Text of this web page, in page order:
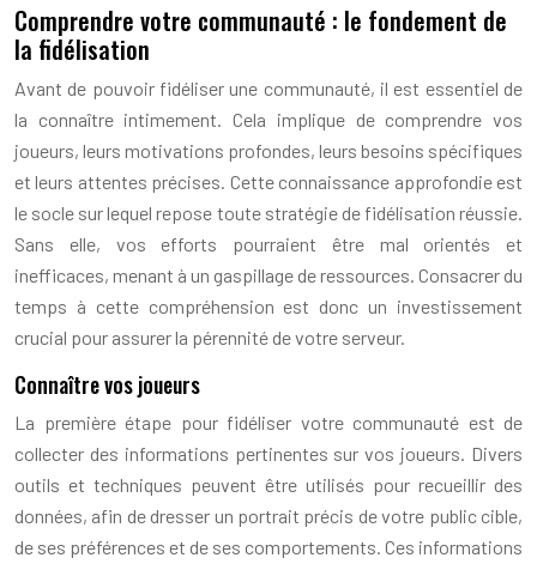
Comprendre votre communauté : le fondement de
la fidélisation
Avant de pouvoir fidéliser une communauté, il est essentiel de
la connaître intimement. Cela implique de comprendre vos
joueurs, leurs motivations profondes, leurs besoins spécifiques
et leurs attentes précises. Cette connaissance approfondie est
le socle sur lequel repose toute stratégie de fidélisation réussie.
Sans elle, vos efforts pourraient être mal orientés et
inefficaces, menant à un gaspillage de ressources. Consacrer du
temps à cette compréhension est donc un investissement
crucial pour assurer la pérennité de votre serveur.
Connaître vos joueurs
La première étape pour fidéliser votre communauté est de
collecter des informations pertinentes sur vos joueurs. Divers
outils et techniques peuvent être utilisés pour recueillir des
données, afin de dresser un portrait précis de votre public cible,
de ses préférences et de ses comportements. Ces informations